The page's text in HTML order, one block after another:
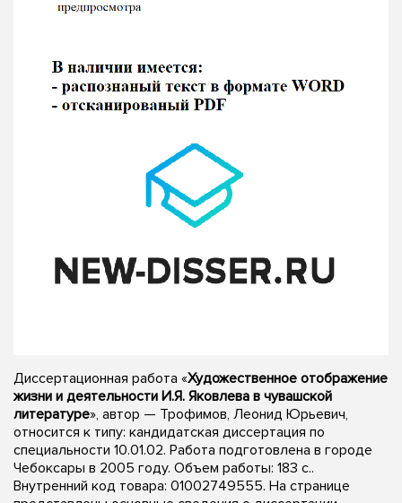
Диссертационная работа «Художественное отображение
жизни и деятельности И.Я. Яковлева в чувашской
литературе», автор — Трофимов, Леонид Юрьевич,
относится к типу: кандидатская диссертация по
специальности 10.01.02. Работа подготовлена в городе
Чебоксары в 2005 году. Объем работы: 183 с..
Внутренний код товара: 01002749555. На странице